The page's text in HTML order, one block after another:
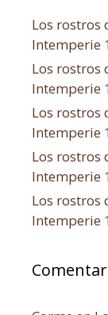
Los rostros
Intemperie
Los rostros
Intemperie
Los rostros
Intemperie
Los rostros
Intemperie
Los rostros
Intemperie